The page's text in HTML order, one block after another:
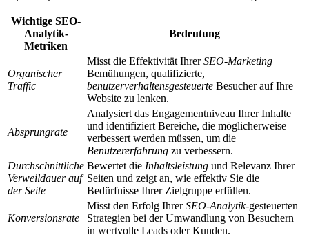
Wichtige SEO-
Analytik-
Metriken
Bedeutung
Organischer
Traffic
Misst die Effektivität IhrerSEO-Marketing
Bemühungen, qualifizierte,
benutzerverhaltensgesteuerte Besucher auf Ihre
Website zu lenken.
Absprungrate
Analysiert das Engagementniveau Ihrer Inhalte
und identifiziert Bereiche, die möglicherweise
verbessert werden müssen, um die
Benutzererfahrung zu verbessern.
Durchschnittliche
Verweildauer auf
der Seite
Bewertet die Inhaltsleistung und Relevanz Ihrer
Seiten und zeigt an, wie effektiv Sie die
Bedürfnisse Ihrer Zielgruppe erfüllen.
Konversionsrate
Misst den Erfolg IhrerSEO-Analytik-gesteuerten
Strategien bei der Umwandlung von Besuchern
in wertvolle Leads oder Kunden.